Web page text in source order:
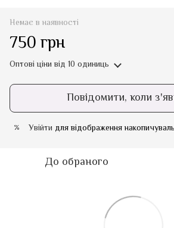
Немає в наявності
750 грн
Оптові ціни від 10 одиниць
Повідомити, коли
% Увійти для відображення
До обраного